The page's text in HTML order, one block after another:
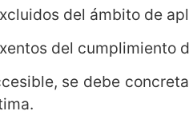
del ámbito de
del cumplimiento
se debe